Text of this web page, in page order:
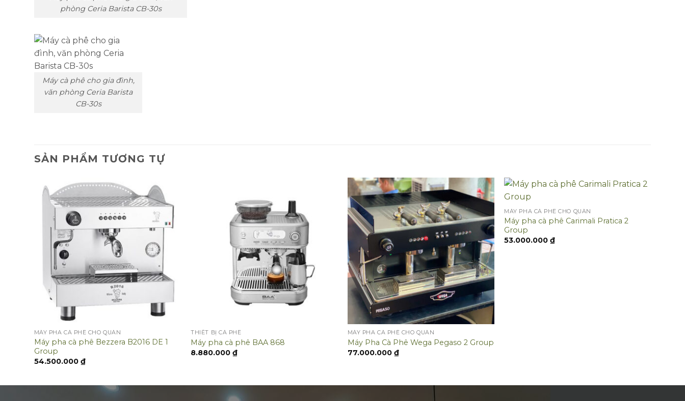
phòng Ceria Barista CB-30s
Máy cà phê cho gia đình,
văn phòng Ceria Barista
CB-30s
SẢN PHẨM TƯƠNG TỰ
MÁY PHA CÀ PHÊ CHO QUÁN
Máy pha cà phê Bezzera B2016 DE 1
Group
54.500.000 ₫
THIẾT BỊ CÀ PHÊ
Máy pha cà phê BAA 868
8.880.000₫
MÁY PHA CÀ PHÊ CHO QUÁN
Máy Pha Cà Phê Wega Pegaso 2 Group
77.000.000 ₫
MÁY PHA CÀ PHÊ CHO QUÁN
Máy pha cà phê Carimali Pratica 2
Group
53.000.000₫